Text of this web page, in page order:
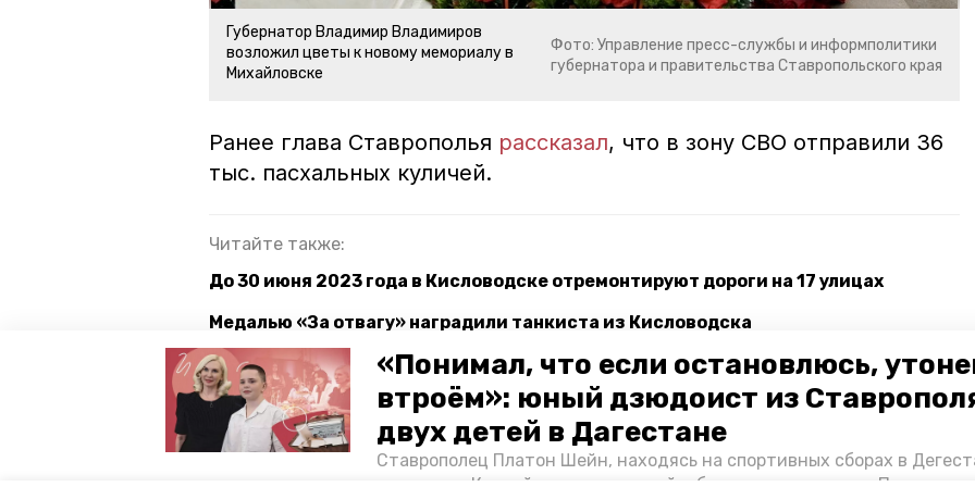
«Понимал, что если остановлюсь,
втроём»: юный дзюдоист из
двух детей в Дагестане
Ставрополец Платон Шейн, находясь на спортивных сборах в
Губернатор Владимир Владимиров
возложил цветы к новому мемориалу в
Михайловске
Фото: Управление пресс-службы и информполитики
губернатора и правительства Ставропольского края
Ранее глава Ставрополья рассказал, что в зону СВО отправили 36
тыс. пасхальных куличей.
Читайте также:
До 30 июня 2023 года в Кисловодске отремонтируют дороги на 17 улицах
Медалью «За отвагу» наградили танкиста из Кисловодска
В 16 муниципалитетах Ставрополья на Пасху ограничат движение автомобилей
ставропольский край михайловск мемориал память поколений